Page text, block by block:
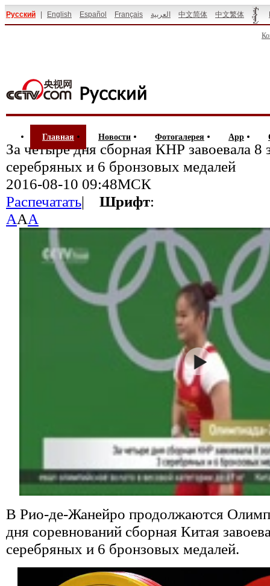
Русский English Español Français العربية 中文简体 中文繁体
Главная Новости Фотогалерея App
За четыре дня сборная КНР завоевала 8
серебряных и 6 бронзовых медалей
2016-08-10 09:48МСК
Распечатать| Шрифт:
AAA
В Рио-де-Жанейро продолжаются
дня соревнований сборная Китая
серебряных и 6 бронзовых медалей.